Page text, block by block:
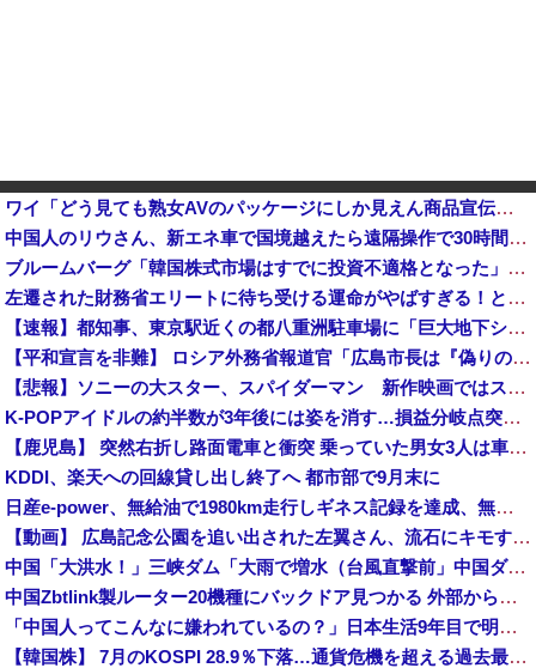
ワイ「どう見ても熟女AVのパッケージにしか見えん商品宣伝画像でも見るか...」
中国人のリウさん、新エネ車で国境越えたら遠隔操作で30時間ロックされる！
ブルームバーグ「韓国株式市場はすでに投資不適格となった」→韓国財務相「韓国経済は絶好調！ 韓国市場は安泰!!」……まあ、うん。国外からどう認識されているのかって問題だから……さ
左遷された財務省エリートに待ち受ける運命がやばすぎる！と話題に、経歴自体はとんでもないものだが……
【速報】都知事、東京駅近くの都八重洲駐車場に「巨大地下シェルター」整備を正式表明他
【平和宣言を非難】 ロシア外務省報道官「広島市長は『偽りの呪文』繰り返している」
【悲報】ソニーの大スター、スパイダーマン 新作映画ではスマホはXperiaではなくGalaxyを使用
K-POPアイドルの約半数が3年後には姿を消す…損益分岐点突破は4％未満
【鹿児島】 突然右折し路面電車と衝突 乗っていた男女3人は車を放置しダッシュで逃走中
KDDI、楽天への回線貸し出し終了へ 都市部で9月末に
日産e-power、無給油で1980km走行しギネス記録を達成、無駄な発電や送電ロスなくEVよりエコを証明
【動画】 広島記念公園を追い出された左翼さん、流石にキモすぎて炎上
中国「大洪水！」三峡ダム「大雨で増水（台風直撃前」中国ダム「緊急放流！」中国鉄道「列車が走行中に流される」中国避難所「支援物資は有料です」謎の勢力「え」→
中国Zbtlink製ルーター20機種にバックドア見つかる 外部から完全制御のおそれ
「中国人ってこんなに嫌われているの？」日本生活9年目で明かす本心！
【韓国株】 7月のKOSPI 28.9％下落…通貨危機を超える過去最大の下げ幅